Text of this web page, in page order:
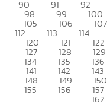
90 91 92
98 99 100
105 106 107
112 113 114
120 121 122
127 128 129
134 135 136
141 142 143
148 149 150
155 156 157
162